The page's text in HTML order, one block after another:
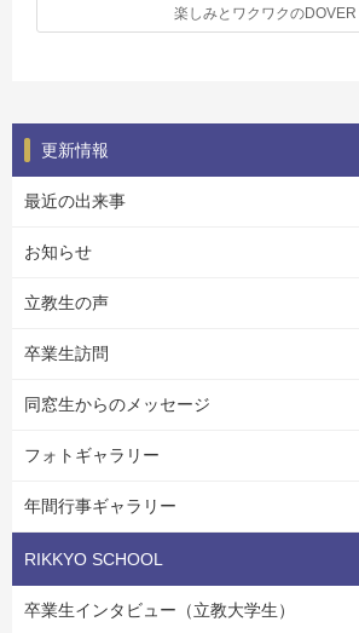
楽しみとワクワクのDOVER
更新情報
最近の出来事
お知らせ
立教生の声
卒業生訪問
同窓生からのメッセージ
フォトギャラリー
年間行事ギャラリー
RIKKYO SCHOOL
卒業生インタビュー（立教大学生）